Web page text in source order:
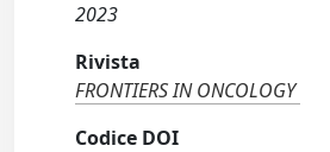
2023
Rivista
FRONTIERS IN ONCOLOGY
Codice DOI